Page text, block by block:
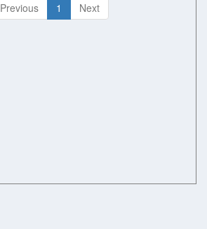
Previous
1 Next